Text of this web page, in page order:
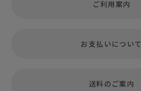
ご利用案内
お支払いについて
送料のご案内